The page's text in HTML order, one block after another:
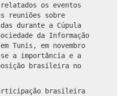
relatados os eventos
reuniões sobre
durante a Cúpula
da Informação
Tunis, em novembro
se a importância e a
brasileira no
brasileira